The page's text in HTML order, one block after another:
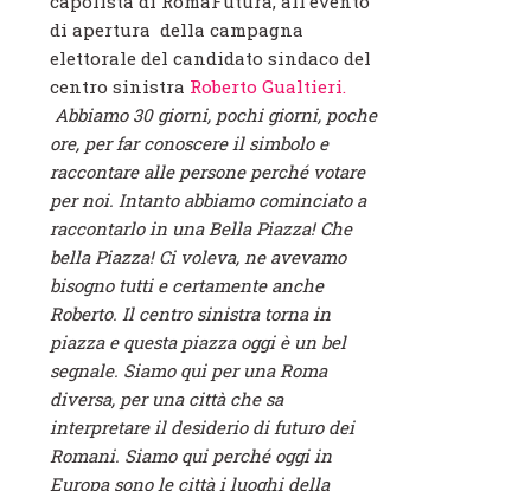
di apertura della campagna
elettorale del candidato sindaco del
centro sinistra Roberto Gualtieri.
Abbiamo 30 giorni, pochi giorni, poche
ore, per far conoscere il simbolo e
raccontare alle persone perché votare
per noi. Intanto abbiamo cominciato a
raccontarlo in una Bella Piazza! Che
bella Piazza! Ci voleva, ne avevamo
bisogno tutti e certamente anche
Roberto. Il centro sinistra torna in
piazza e questa piazza oggi è un bel
segnale. Siamo qui per una Roma
diversa, per una città che sa
interpretare il desiderio di futuro dei
Romani. Siamo qui perché oggi in
Europa sono le città i luoghi della